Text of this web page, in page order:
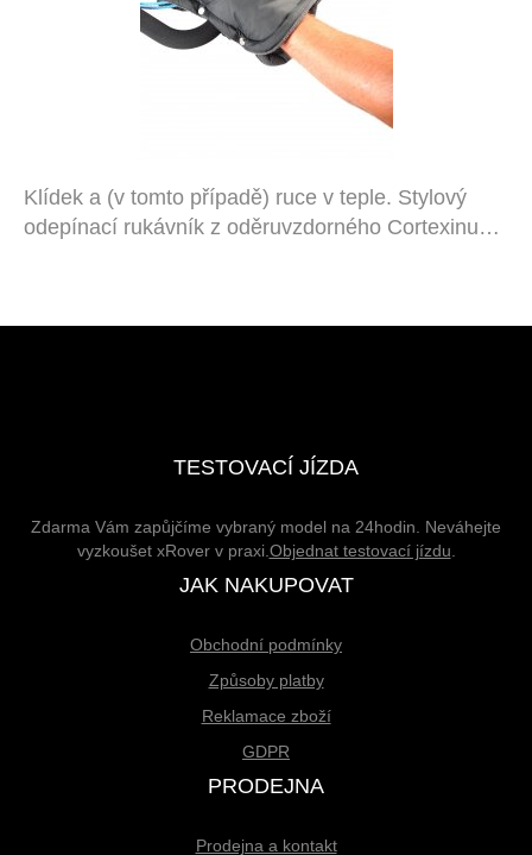
Klídek a (v tomto případě) ruce v teple. Stylový
odepínací rukávník z oděruvzdorného Cortexinu…
TESTOVACÍ JÍZDA
Zdarma Vám zapůjčíme vybraný model na 24hodin. Neváhejte
vyzkoušet xRover v praxi. Objednat testovací jízdu
JAK NAKUPOVAT
Obchodní podmínky
Způsoby platby
Reklamace zboží
GDPR
PRODEJNA
Prodejna a kontakt